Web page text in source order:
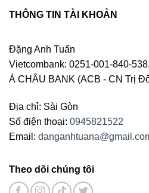
THÔNG TIN TÀI KHOẢN
Đặng Anh Tuấn
Vietcombank: 0251-001-840-
Á CHÂU BANK (ACB - CN Trị
Địa chỉ: Sài Gòn
Số điện thoại: 0945821522
Email:
Theo dõi chúng tôi